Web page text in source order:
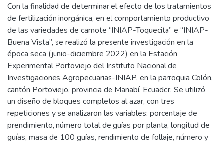
Con la finalidad de determinar el efecto de los tratamientos
de fertilización inorgánica, en el comportamiento productivo
de las variedades de camote “INIAP-Toquecita” e “INIAP-
Buena Vista”, se realizó la presente investigación en la
época seca (junio-diciembre 2022) en la Estación
Experimental Portoviejo del Instituto Nacional de
Investigaciones Agropecuarias-INIAP, en la parroquia Colón,
cantón Portoviejo, provincia de Manabí, Ecuador. Se utilizó
un diseño de bloques completos al azar, con tres
repeticiones y se analizaron las variables: porcentaje de
prendimiento, número total de guías por planta, longitud de
guías, masa de 100 guías, rendimiento de follaje, número y